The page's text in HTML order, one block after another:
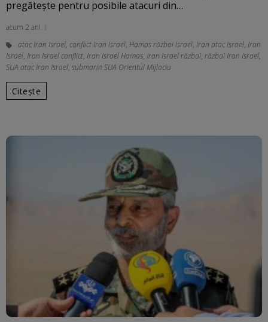
pregăteşte pentru posibile atacuri din…
acum 2 ani
atac Iran Israel, conflict Iran Israel, Hamas război Israel, Iran atac Israel, Iran
Israel, Iran Israel conflict, Iran Israel Hamas, Iran Israel război, război Iran Israel,
SUA atac Iran Israel, submarin SUA Orientul Mijlociu
Citește